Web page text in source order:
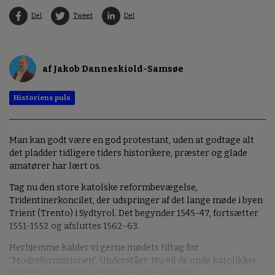
Del Tweet Del
af Jakob Danneskiold-Samsøe
Historiens puls
Man kan godt være en god protestant, uden at godtage alt
det pladder tidligere tiders historikere, præster og glade
amatører har lært os.
Tag nu den store katolske reformbevægelse,
Tridentinerkoncilet, der udspringer af det lange møde i byen
Trient (Trento) i Sydtyrol. Det begynder 1545-47, fortsætter
1551-1552 og afsluttes 1562-63.
Herhjemme kalder vi gerne mødets tiltag for
”Modreformationen”. Understået: Nu vil de onde katolikker